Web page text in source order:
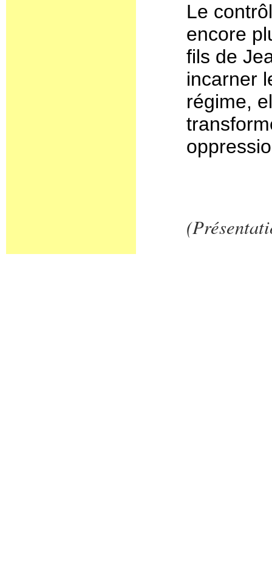
Le
encore
fils de
incarner
régime,